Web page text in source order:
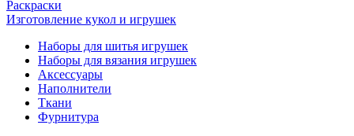
Раскраски
Изготовление кукол и игрушек
Наборы для шитья игрушек
Наборы для вязания игрушек
Аксессуары
Наполнители
Ткани
Фурнитура